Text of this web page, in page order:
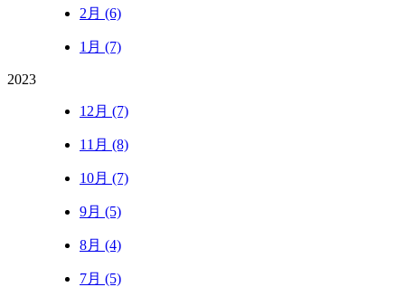
2月 (6)
1月 (7)
2023
12月 (7)
11月 (8)
10月 (7)
9月 (5)
8月 (4)
7月 (5)